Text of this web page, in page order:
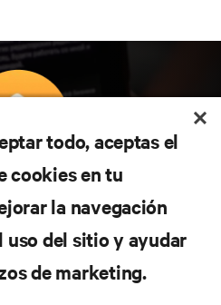
las últimas tendencias
periódicas sobre los temas
con los últimos debates
sobre gestión de
de infraestructuras.
todo, aceptas el
cookies en tu
la navegación
uso del sitio y ayudar
de marketing.